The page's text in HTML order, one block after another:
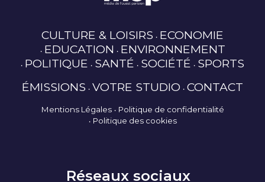
CULTURE & LOISIRS ECONOMIE
EDUCATION ENVIRONNEMENT
POLITIQUE SANTÉ SOCIÉTÉ SPORTS
ÉMISSIONS VOTRE STUDIO CONTACT
Mentions Légales
Politique de confidentialité
Politique des cookies
Réseaux sociaux